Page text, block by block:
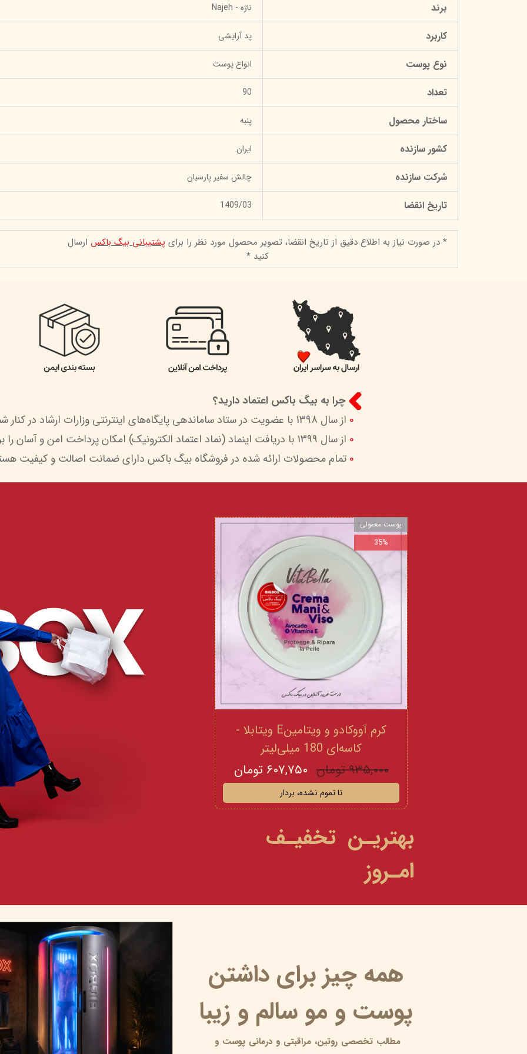
برند ناژه - Najeh
کاربرد پد آرایشی
نوع پوست انواع پوست
تعداد 90
ساختار محصول پنبه
کشور سازنده ایران
شرکت سازنده چالش سفیر پارسیان
تاریخ انقضا 1409/03
* در صورت نیاز به اطلاع دقیق از تاریخ انقضا، تصویر محصول مورد نظر را برای پشتیبانی بیگ باکس ارسال
کنید *
چرا به بیگ باکس اعتماد دارید؟
0 از سال 1398 با عضویت در ستاد ساماندهی پایگاه‌های اینترنتی وزارات ارشاد در کنار شما هستیم.
0 از سال 1399 با دریافت اینماد (نماد اعتماد الکترونیک) امکان پرداخت امن و آسان را برای شما فراهم کردیم.
0 تمام محصولات ارائه شده در فروشگاه بیگ باکس دارای ضمانت اصالت و کیفیت
بهتریـن تخفیـف
امـروز
کرم آووکادو و ویتامینE ویتابلا -
کاسه‌ای 180 میلی‌لیتر
۹۳۵,۰۰۰ تومان ۶۰۷,۷۵۰ تومان
تا تموم نشده، بردار
پوست معمولی
35%
همه چیز برای داشتن
پوست و مو سالم و زیبا
مطالب تخصصی روتین،مراقبتی و درمانی پوست و